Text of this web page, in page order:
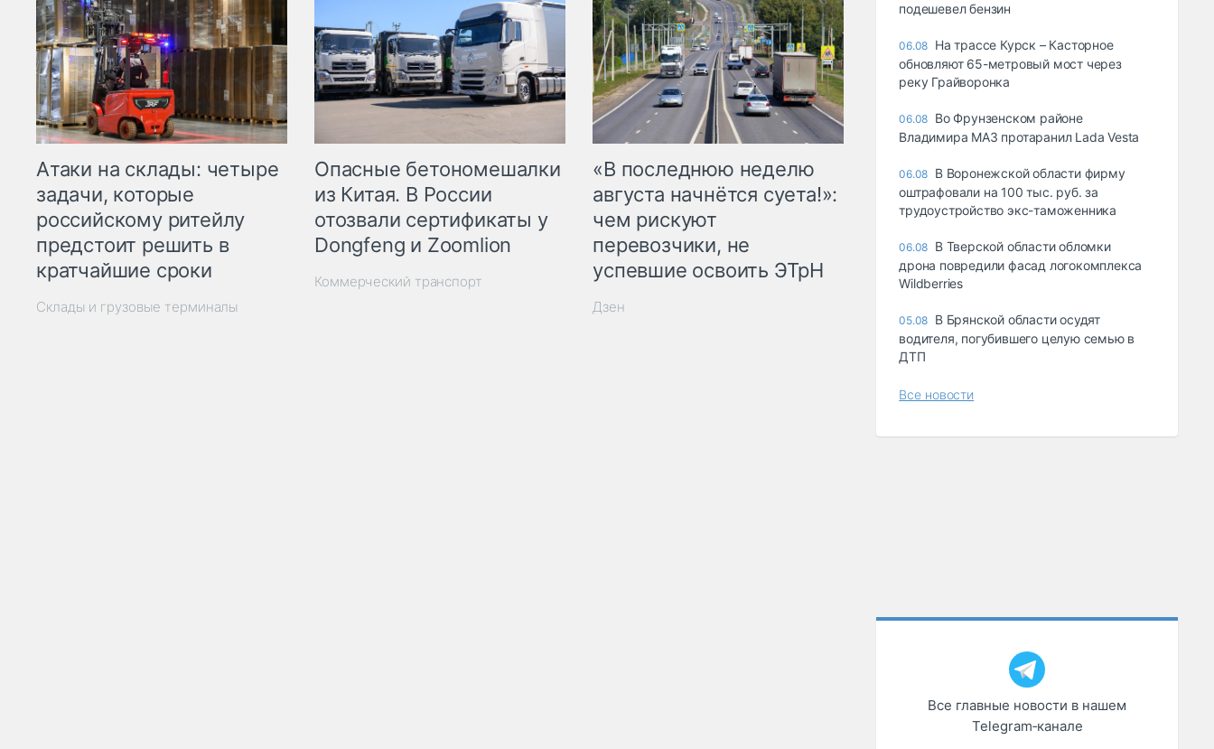
Атаки на склады: четыре
задачи, которые
российскому ритейлу
предстоит решить в
кратчайшие сроки
Склады и грузовые терминалы
Опасные бетономешалки
из Китая. В России
отозвали сертификаты у
Dongfeng и Zoomlion
Коммерческий транспорт
«В последнюю неделю
августа начнётся суета!»:
чем рискуют
перевозчики, не
успевшие освоить ЭТрН
Дзен
подешевел бензин
06.08 На трассе Курск – Касторное
обновляют 65-метровый мост через
реку Грайворонка
06.08 Во Фрунзенском районе
Владимира МАЗ протаранил Lada Vesta
06.08 В Воронежской области фирму
оштрафовали на 100 тыс. руб. за
трудоустройство экс-таможенника
06.08 В Тверской области обломки
дрона повредили фасад логокомплекса
Wildberries
05.08 В Брянской области осудят
водителя, погубившего целую семью в
ДТП
Все новости
Все главные новости в нашем
Telegram‑канале